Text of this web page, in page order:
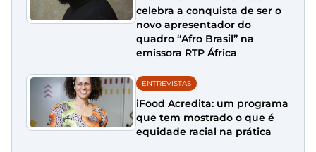
celebra a conquista de ser o
novo apresentador do
quadro “Afro Brasil” na
emissora RTP África
ENTREVISTAS
iFood Acredita: um programa
que tem mostrado o que é
equidade racial na prática